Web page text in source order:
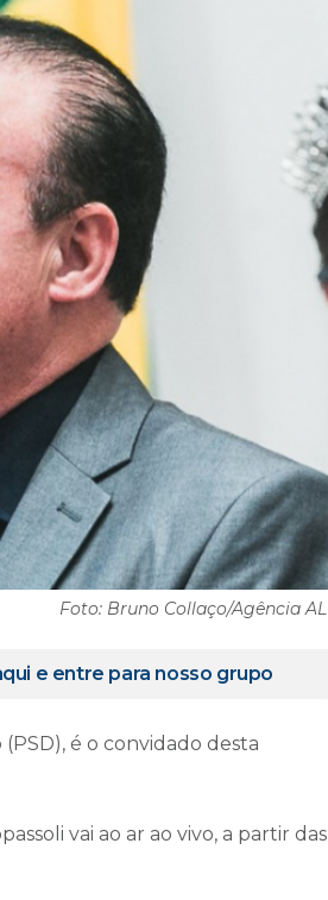
Foto: Bruno Collaço/Agência AL
e entre para nosso grupo
é o convidado desta
vai ao ar ao vivo, a partir das